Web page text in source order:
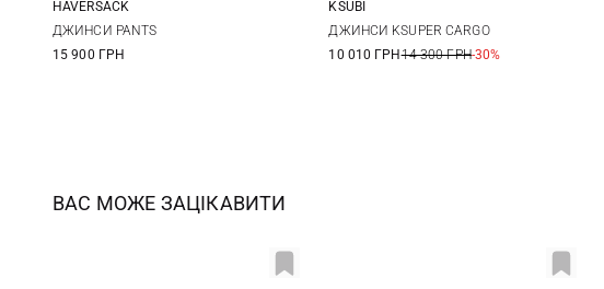
XXS XS
HAVERSACK
ДЖИНСИ PANTS
15 900 ГРН
24 25 26
KSUBI
ДЖИНСИ KSUPER CARGO
10 010 ГРН14 300 ГРН-30%
ВАС МОЖЕ ЗАЦІКАВИТИ